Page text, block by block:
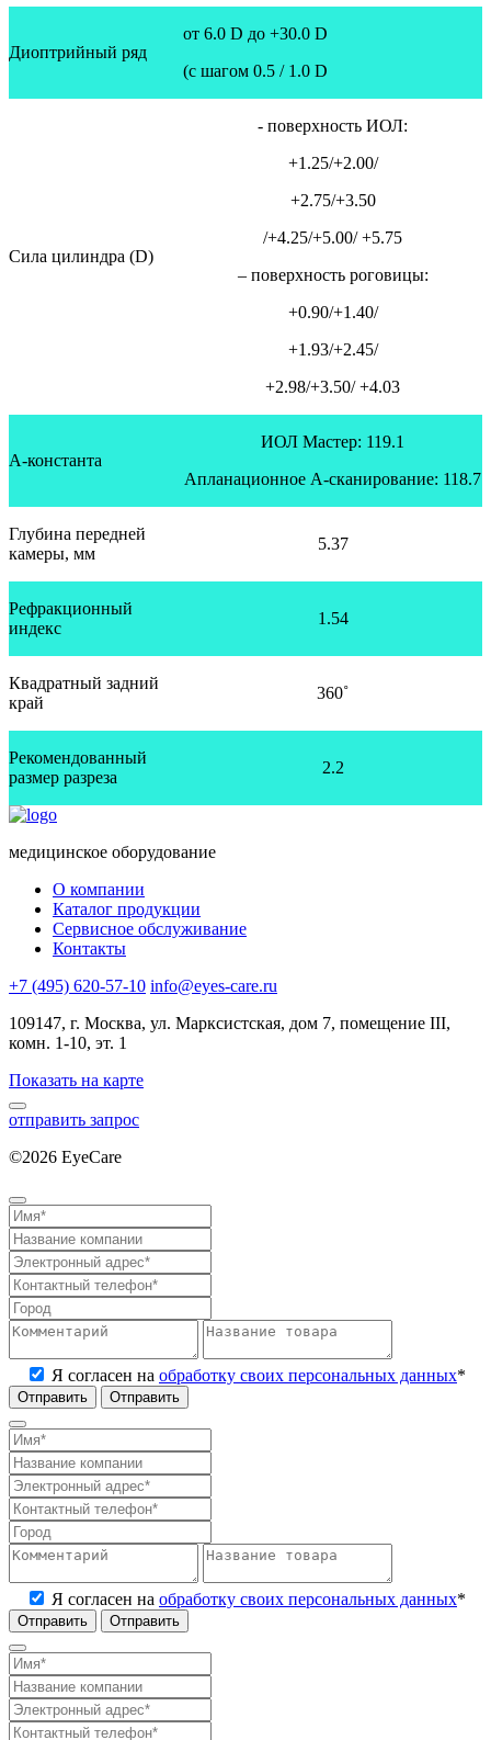
Диоптрийный ряд
от 6.0 D до +30.0 D
(с шагом 0.5 / 1.0 D
Сила цилиндра (D)
- поверхность ИОЛ:
+1.25/+2.00/
+2.75/+3.50
/+4.25/+5.00/ +5.75
– поверхность роговицы:
+0.90/+1.40/
+1.93/+2.45/
+2.98/+3.50/ +4.03
А-константа
ИОЛ Мастер: 119.1
Апланационное А-сканирование: 118.7
Глубина передней
камеры, мм
5.37
Рефракционный
индекс
1.54
Квадратный задний
край
360˚
Рекомендованный
размер разреза
2.2
медицинское оборудование
О компании
Каталог продукции
Сервисное обслуживание
Контакты
+7 (495) 620-57-10 info@eyes-care.ru
109147, г. Москва, ул. Марксистская, дом 7, помещение III,
комн. 1-10, эт. 1
Показать на карте
отправить запрос
©2026 EyeCare
Я согласен на обработку своих персональных данных*
Отправить
Я согласен на обработку своих персональных данных*
Отправить